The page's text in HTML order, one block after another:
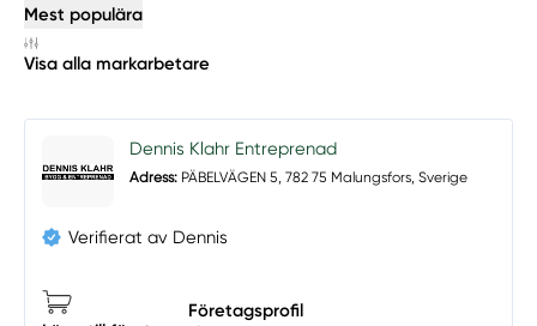
Mest populära
Visa alla markarbetare
Dennis Klahr Entreprenad
Adress: PÄBELVÄGEN 5, 782 75 Malungsfors, Sverige
Verifierat av Dennis
Företagsprofil